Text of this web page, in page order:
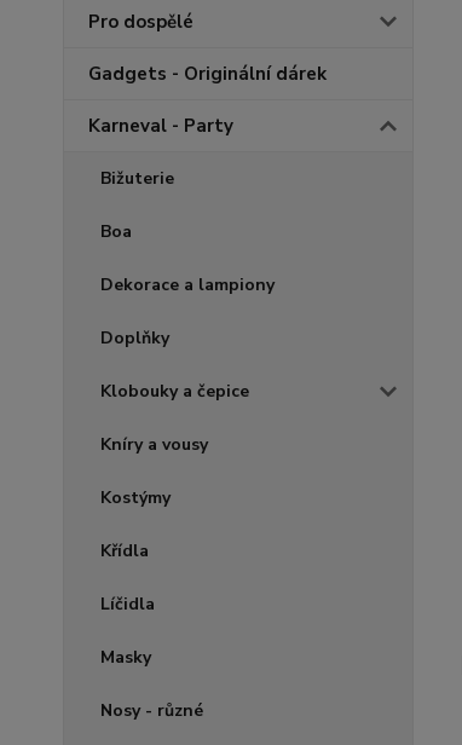
Pro dospělé
Gadgets - Originální dárek
Karneval - Party
Bižuterie
Boa
Dekorace a lampiony
Doplňky
Klobouky a čepice
Kníry a vousy
Kostýmy
Křídla
Líčidla
Masky
Nosy - různé